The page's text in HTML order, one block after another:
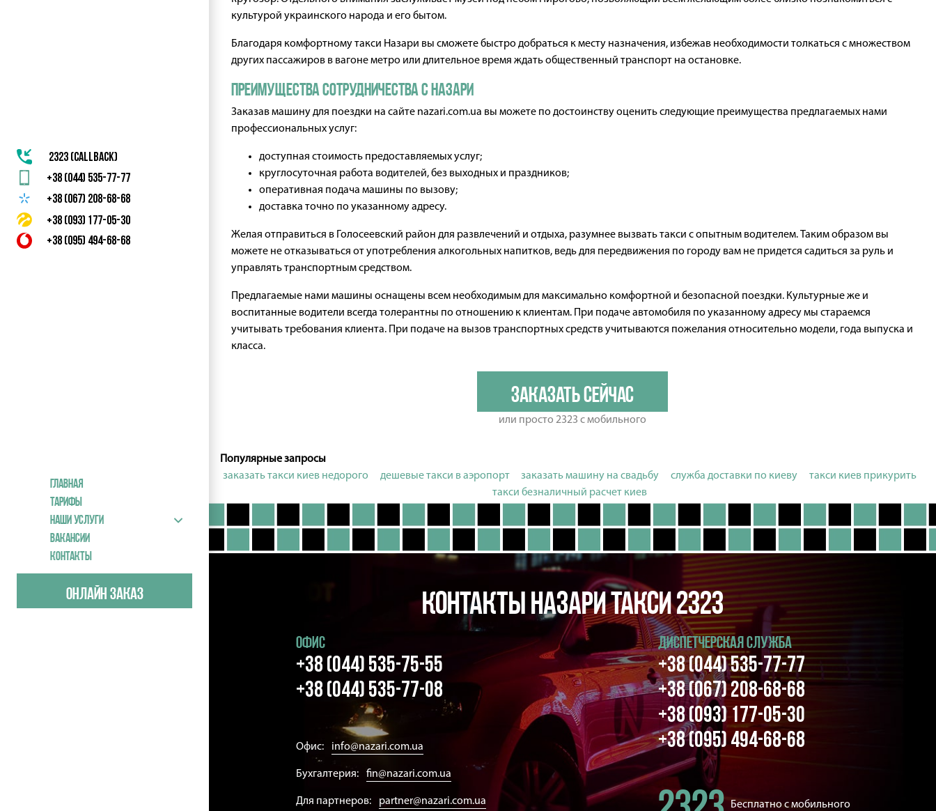
2323 (callback)
+38 (044) 535-77-77
+38 (067) 208-68-68
+38 (093) 177-05-30
+38 (095) 494-68-68
Главная
Тарифы
Наши услуги
Вакансии
Контакты
Онлайн заказ
культурой украинского народа и его бытом.
Благодаря комфортному такси Назари вы сможете быстро добраться к месту назначения, избежав необходимости толкаться с множеством
других пассажиров в вагоне метро или длительное время ждать общественный транспорт на остановке.
Преимущества сотрудничества с Назари
Заказав машину для поездки на сайте nazari.com.ua вы можете по достоинству оценить следующие преимущества предлагаемых нами
профессиональных услуг:
доступная стоимость предоставляемых услуг;
круглосуточная работа водителей, без выходных и праздников;
оперативная подача машины по вызову;
доставка точно по указанному адресу.
Желая отправиться в Голосеевский район для развлечений и отдыха, разумнее вызвать такси с опытным водителем. Таким образом вы
можете не отказываться от употребления алкогольных напитков, ведь для передвижения по городу вам не придется садиться за руль и
управлять транспортным средством.
Предлагаемые нами машины оснащены всем необходимым для максимально комфортной и безопасной поездки. Культурные же и
воспитанные водители всегда толерантны по отношению к клиентам. При подаче автомобиля по указанному адресу мы стараемся
учитывать требования клиента. При подаче на вызов транспортных средств учитываются пожелания относительно модели, года выпуска и
класса.
Заказать сейчас
или просто 2323 с мобильного
Популярные запросы
заказать такси киев недорого
дешевые такси в аэропорт заказать машину на свадьбу служба доставки по киеву
такси киев прикурить
такси безналичный расчет киев
Контакты Назари такси 2323
ОФИС
+38 (044) 535-75-55
+38 (044) 535-77-08
Офис: info@nazari.com.ua
Бухгалтерия: fin@nazari.com.ua
Для партнеров: partner@nazari.com.ua
ДИСПЕТЧЕРСКАЯ СЛУЖБА
+38 (044) 535-77-77
+38 (067) 208-68-68
+38 (093) 177-05-30
+38 (095) 494-68-68
Бесплатно с мобильного